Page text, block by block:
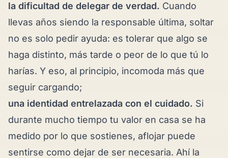
la dificultad de delegar de verdad. Cuando
llevas años siendo la responsable última, soltar
no es solo pedir ayuda: es tolerar que algo se
haga distinto, más tarde o peor de lo que tú lo
harías. Y eso, al principio, incomoda más que
seguir cargando;
una identidad entrelazada con el cuidado. Si
durante mucho tiempo tu valor en casa se ha
medido por lo que sostienes, aflojar puede
sentirse como dejar de ser necesaria. Ahí la